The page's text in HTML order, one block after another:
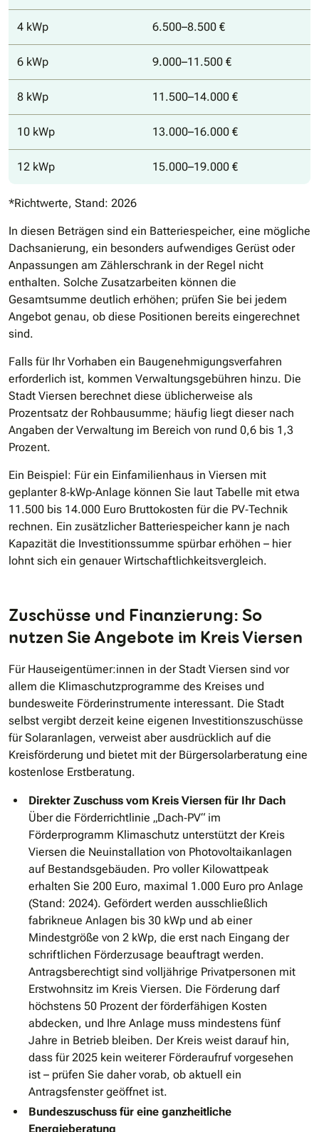
4 kWp 6.500–8.500 €
6 kWp 9.000–11.500 €
8 kWp 11.500–14.000 €
10 kWp 13.000–16.000 €
12 kWp 15.000–19.000 €
*Richtwerte, Stand: 2026
In diesen Beträgen sind ein Batteriespeicher, eine mögliche
Dachsanierung, ein besonders aufwendiges Gerüst oder
Anpassungen am Zählerschrank in der Regel nicht
enthalten. Solche Zusatzarbeiten können die
Gesamtsumme deutlich erhöhen; prüfen Sie bei jedem
Angebot genau, ob diese Positionen bereits eingerechnet
sind.
Falls für Ihr Vorhaben ein Baugenehmigungsverfahren
erforderlich ist, kommen Verwaltungsgebühren hinzu. Die
Stadt Viersen berechnet diese üblicherweise als
Prozentsatz der Rohbausumme; häufig liegt dieser nach
Angaben der Verwaltung im Bereich von rund 0,6 bis 1,3
Prozent.
Ein Beispiel: Für ein Einfamilienhaus in Viersen mit
geplanter 8‐kWp‐Anlage können Sie laut Tabelle mit etwa
11.500 bis 14.000 Euro Bruttokosten für die PV‐Technik
rechnen. Ein zusätzlicher Batteriespeicher kann je nach
Kapazität die Investitionssumme spürbar erhöhen – hier
lohnt sich ein genauer Wirtschaftlichkeitsvergleich.
Zuschüsse und Finanzierung: So
nutzen Sie Angebote im Kreis Viersen
Für Hauseigentümer:innen in der Stadt Viersen sind vor
allem die Klimaschutzprogramme des Kreises und
bundesweite Förderinstrumente interessant. Die Stadt
selbst vergibt derzeit keine eigenen Investitionszuschüsse
für Solaranlagen, verweist aber ausdrücklich auf die
Kreisförderung und bietet mit der Bürgersolarberatung eine
kostenlose Erstberatung.
Direkter Zuschuss vom Kreis Viersen für Ihr Dach
Über die Förderrichtlinie „Dach‐PV“ im
Förderprogramm Klimaschutz unterstützt der Kreis
Viersen die Neuinstallation von Photovoltaikanlagen
auf Bestandsgebäuden. Pro voller Kilowattpeak
erhalten Sie 200 Euro, maximal 1.000 Euro pro Anlage
(Stand: 2024). Gefördert werden ausschließlich
fabrikneue Anlagen bis 30 kWp und ab einer
Mindestgröße von 2 kWp, die erst nach Eingang der
schriftlichen Förderzusage beauftragt werden.
Antragsberechtigt sind volljährige Privatpersonen mit
Erstwohnsitz im Kreis Viersen. Die Förderung darf
höchstens 50 Prozent der förderfähigen Kosten
abdecken, und Ihre Anlage muss mindestens fünf
Jahre in Betrieb bleiben. Der Kreis weist darauf hin,
dass für 2025 kein weiterer Förderaufruf vorgesehen
ist – prüfen Sie daher vorab, ob aktuell ein
Antragsfenster geöffnet ist.
Bundeszuschuss für eine ganzheitliche
Energieberatung